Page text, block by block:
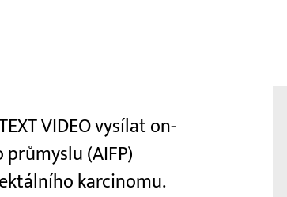
VIDEO vysílat on-
(AIFP)
karcinomu.